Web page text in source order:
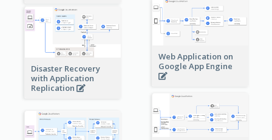
Web Application on
Google App Engine
Disaster Recovery
with Application
Replication